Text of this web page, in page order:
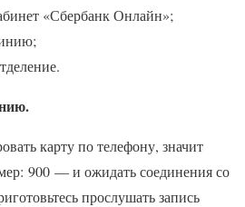
«Сбербанк Онлайн»;
карту по телефону, значит
900 — и ожидать соединения со
прослушать запись